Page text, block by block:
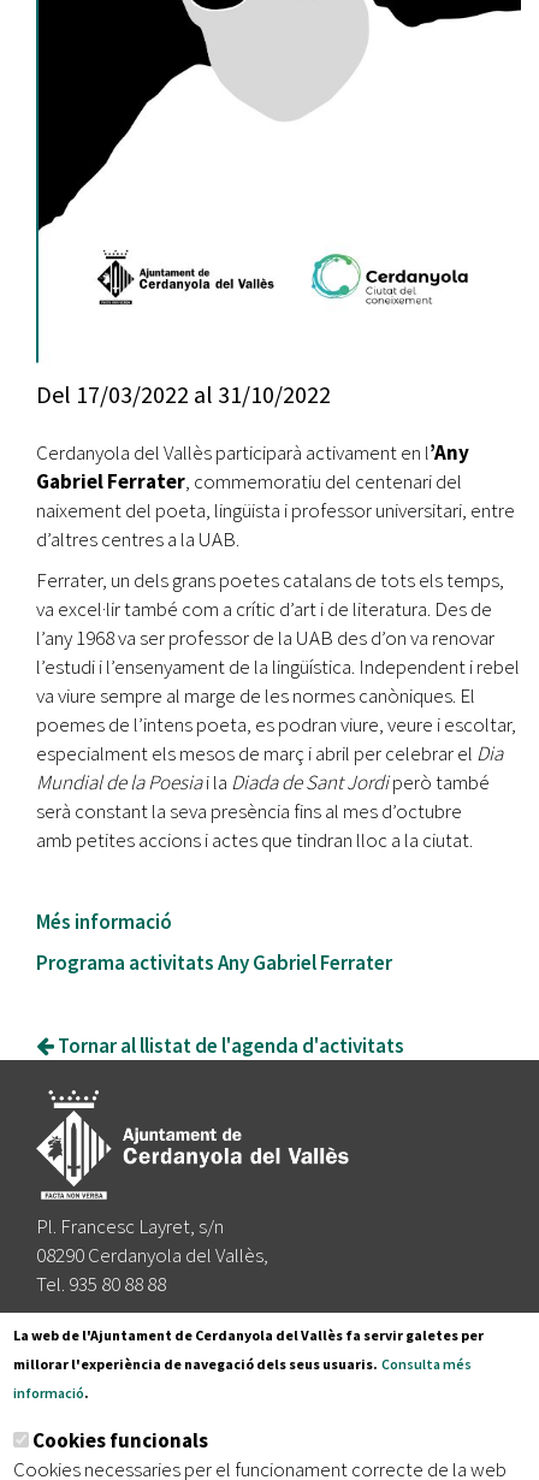
Del 17/03/2022 al 31/10/2022
Cerdanyola del Vallès participarà activament en l’Any
Gabriel Ferrater, commemoratiu del centenari del
naixement del poeta, lingüista i professor universitari, entre
d’altres centres a la UAB.
Ferrater, un dels grans poetes catalans de tots els temps,
va excel·lir també com a crític d’art i de literatura. Des de
l’any 1968 va ser professor de la UAB des d’on va renovar
l’estudi i l’ensenyament de la lingüística. Independent i rebel
va viure sempre al marge de les normes canòniques. El
poemes de l’intens poeta, es podran viure, veure i escoltar,
especialment els mesos de març i abril per celebrar el Dia
Mundial de la Poesiai la Diada de Sant Jordiperò també
serà constant la seva presència fins al mes d’octubre
amb petites accions i actes que tindran lloc a la ciutat.
Més informació
Programa activitats Any Gabriel Ferrater
Tornar al llistat de l'agenda d'activitats
Pl. Francesc Layret, s/n
08290 Cerdanyola del Vallès,
Tel. 935 80 88 88
Segueix-nos a:
Subscriu-te al nostre butlletí
La web de l'Ajuntament de Cerdanyola del Vallès fa servir galetes per
millorar l'experiència de navegació dels seus usuaris. Consulta més
informació.
Cookies funcionals
Cookies necessaries per el funcionament correcte de la web